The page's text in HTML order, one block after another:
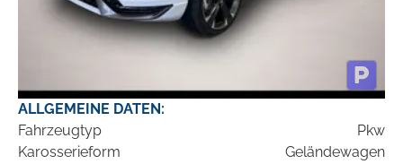
ALLGEMEINE DATEN:
Fahrzeugtyp
Pkw
Karosserieform
Geländewagen